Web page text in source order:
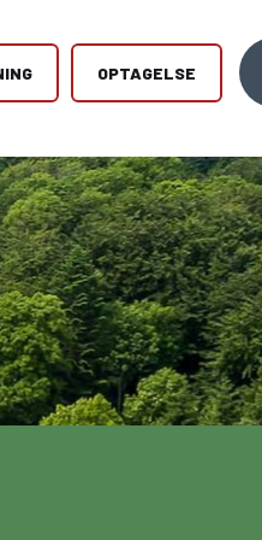
10. KLASSE
Kickstart din
10. klasse. Vi udbyder
erhvervsrettede EUD10.
10KCD og EUD10
OPTAGELSE
det
Mød os til
Se
få